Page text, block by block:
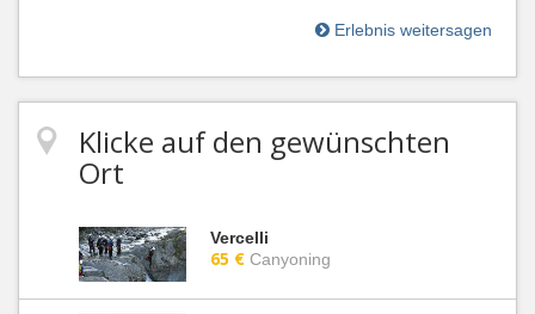
Erlebnis weitersagen
Klicke auf den gewünschten
Ort
Vercelli
65 € Canyoning